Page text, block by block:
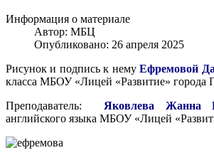
Информация о материале
Автор: МБЦ
Опубликовано: 26 апреля 2025
Рисунок и подпись к немуЕфремовой
класса МБОУ «Лицей «Развитие» города
Преподаватель: Яковлева Жанна
английского языка МБОУ «Лицей